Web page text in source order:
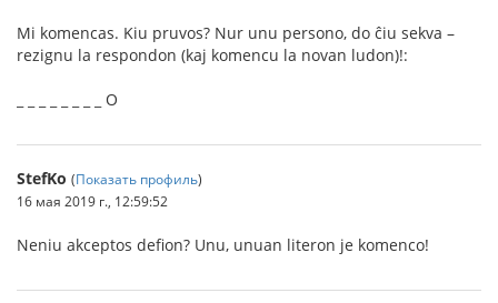
Mi komencas. Kiu pruvos? Nur unu persono, do ĉiu sekva –
rezignu la respondon (kaj komencu la novan ludon)!:
_ _ _ _ _ _ _ _ O
StefKo (Показать профиль)
16 мая 2019 г., 12:59:52
Neniu akceptos defion? Unu, unuan literon je komenco!